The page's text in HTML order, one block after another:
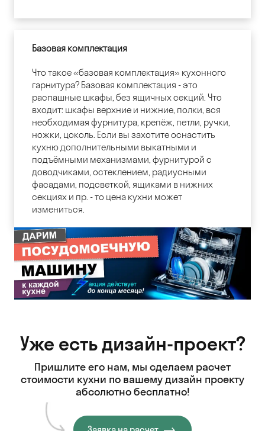
Базовая комплектация
Что такое «базовая комплектация» кухонного
гарнитура? Базовая комплектация - это
распашные шкафы, без ящичных секций. Что
входит: шкафы верхние и нижние, полки, вся
необходимая фурнитура, крепёж, петли, ручки,
ножки, цоколь. Если вы захотите оснастить
кухню дополнительными выкатными и
подъёмными механизмами, фурнитурой с
доводчиками, остеклением, радиусными
фасадами, подсветкой, ящиками в нижних
секциях и пр. - то цена кухни может
измениться.
Уже есть дизайн-проект?
Пришлите его нам, мы сделаем расчет
стоимости кухни по вашему дизайн проекту
абсолютно бесплатно!